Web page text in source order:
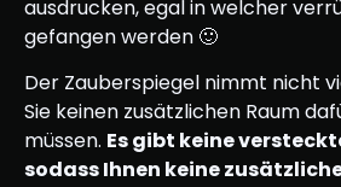
ausdrucken, egal in welcher
gefangen werden 🙂
Der Zauberspiegel nimmt nicht
Sie keinen zusätzlichen Raum
müssen. Es gibt keine
sodass Ihnen keine